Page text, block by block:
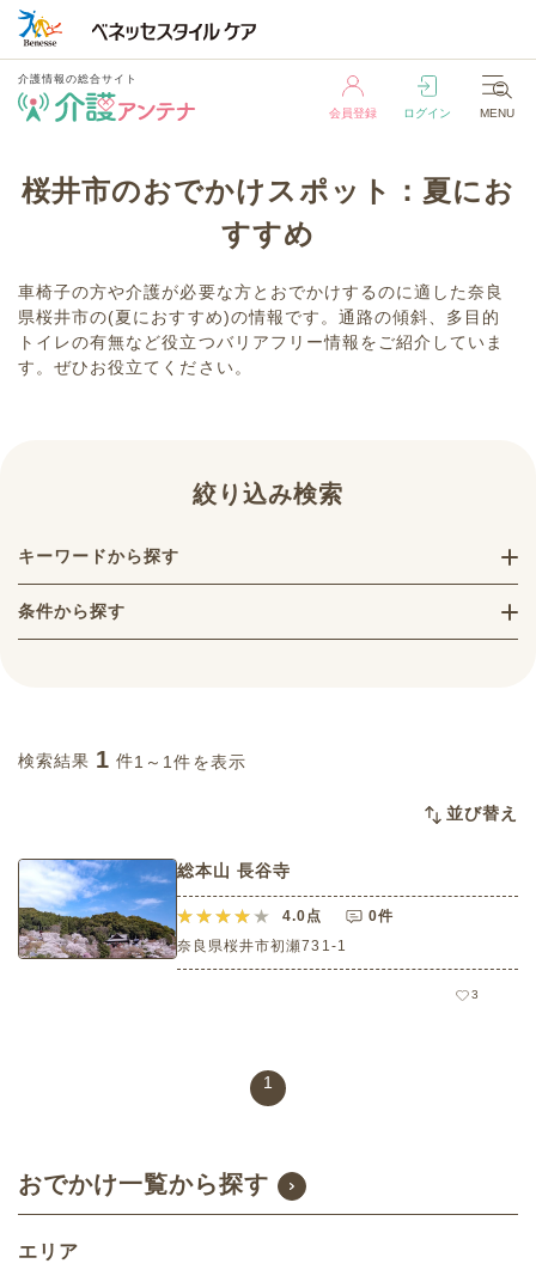
介護情報の総合サイト
会員登録 ログイン MENU
会員登録 ログイン MENU
桜井市のおでかけスポット：夏にお
すすめ
車椅子の方や介護が必要な方とおでかけするのに適した奈良
県桜井市の(夏におすすめ)の情報です。通路の傾斜、多目的
トイレの有無など役立つバリアフリー情報をご紹介していま
す。ぜひお役立てください。
絞り込み検索
キーワードから探す
条件から探す
検索結果 1 件1～1件を表示
並び替え
総本山 長谷寺
4.0点
0件
奈良県桜井市初瀬731-1
3
1
おでかけ一覧から探す
エリア